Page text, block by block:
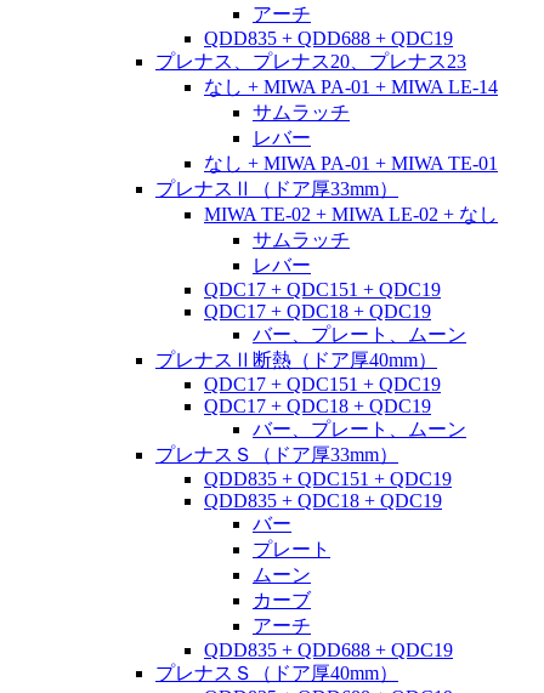
アーチ
QDD835 + QDD688 + QDC19
プレナス、プレナス20、プレナス23
なし + MIWA PA-01 + MIWA LE-14
サムラッチ
レバー
なし + MIWA PA-01 + MIWA TE-01
プレナスⅡ（ドア厚33mm）
MIWA TE-02 + MIWA LE-02 + なし
サムラッチ
レバー
QDC17 + QDC151 + QDC19
QDC17 + QDC18 + QDC19
バー、プレート、ムーン
プレナスⅡ断熱（ドア厚40mm）
QDC17 + QDC151 + QDC19
QDC17 + QDC18 + QDC19
バー、プレート、ムーン
プレナスＳ（ドア厚33mm）
QDD835 + QDC151 + QDC19
QDD835 + QDC18 + QDC19
バー
プレート
ムーン
カーブ
アーチ
QDD835 + QDD688 + QDC19
プレナスＳ（ドア厚40mm）